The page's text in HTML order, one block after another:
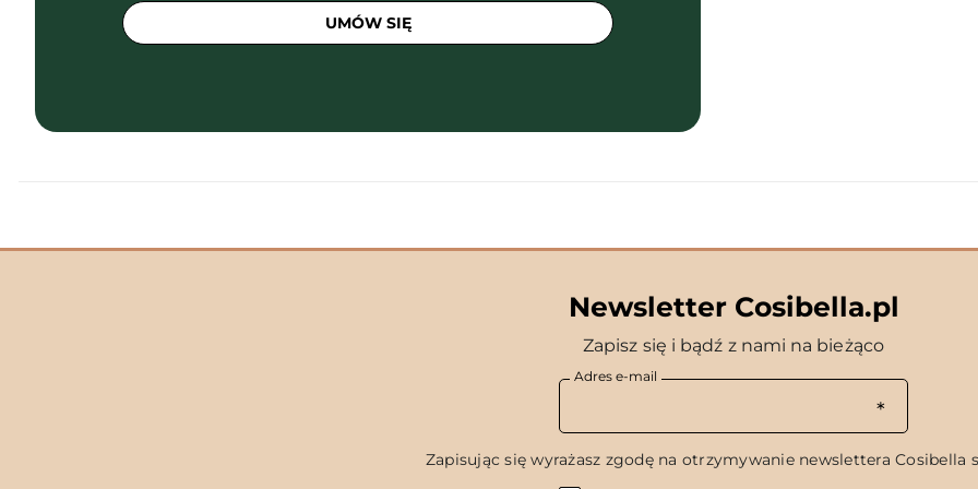
UMÓW SIĘ
Newsletter Cosibella.pl
Zapisz się i bądź z nami na bieżąco
Adres e-mail
Zapisując się wyrażasz zgodę na otrzymywanie newslettera Cosibella